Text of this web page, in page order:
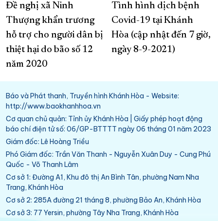
Đề nghị xã Ninh
Thượng khẩn trương
hỗ trợ cho người dân bị
thiệt hại do bão số 12
năm 2020
Tình hình dịch bệnh
Covid-19 tại Khánh
Hòa (cập nhật đến 7 giờ,
ngày 8-9-2021)
Báo và Phát thanh, Truyền hình Khánh Hòa - Website:
http://www.baokhanhhoa.vn
Cơ quan chủ quản: Tỉnh ủy Khánh Hòa | Giấy phép hoạt động
báo chí điện tử số: 06/GP-BTTTT ngày 06 tháng 01 năm 2023
Giám đốc: Lê Hoàng Triều
Phó Giám đốc: Trần Văn Thanh - Nguyễn Xuân Duy - Cung Phú
Quốc - Võ Thanh Lâm
Cơ sở 1: Đường A1, Khu đô thị An Bình Tân, phường Nam Nha
Trang, Khánh Hòa
Cơ sở 2: 285A đường 21 tháng 8, phường Bảo An, Khánh Hòa
Cơ sở 3: 77 Yersin, phường Tây Nha Trang, Khánh Hòa